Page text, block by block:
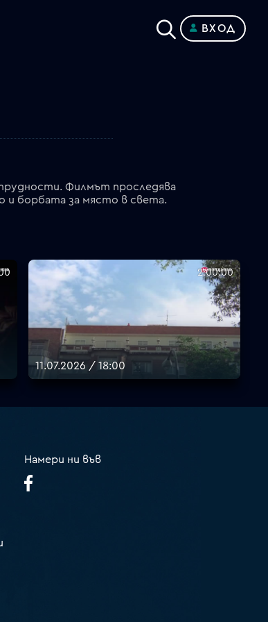
ВХОД
Филмът проследява
и борбата за място в света.
2:00:00
11.07.2026 / 18:00
Намери ни във